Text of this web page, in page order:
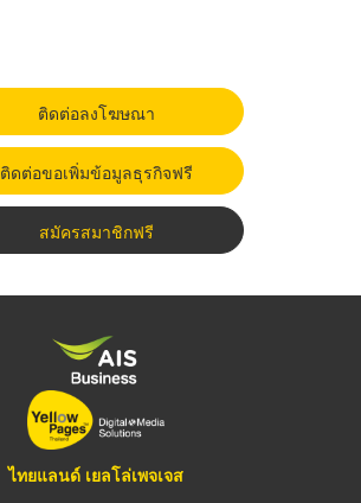
ติดต่อลงโฆษณา
ติดต่อขอเพิ่มข้อมูลธุรกิจฟรี
สมัครสมาชิกฟรี
ไทยแลนด์ เยลโล่เพจเจส